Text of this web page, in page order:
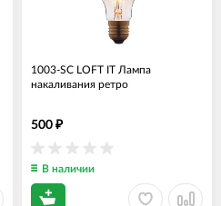
1003-SC LOFT IT Лампа
накаливания ретро
500 ₽
В наличии